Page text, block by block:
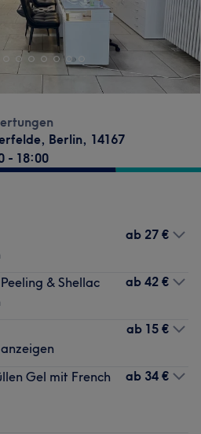
, Berlin, 14167
- 18:00
ab 27 €
& Shellac
ab 42 €
ab 15 €
Gel mit French
ab 34 €